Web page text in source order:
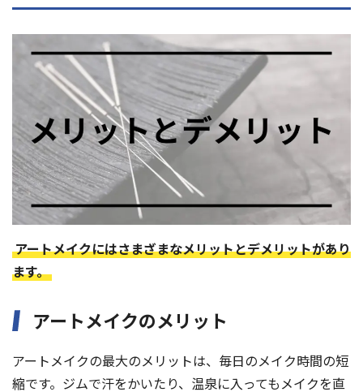
アートメイクにはさまざまなメリットとデメリットがあり
ます。
アートメイクのメリット
アートメイクの最大のメリットは、毎日のメイク時間の短
縮です。ジムで汗をかいたり、温泉に入ってもメイクを直